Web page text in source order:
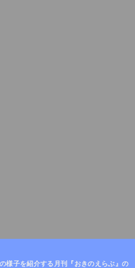
様子を紹介する月刊『おきのえらぶ』の